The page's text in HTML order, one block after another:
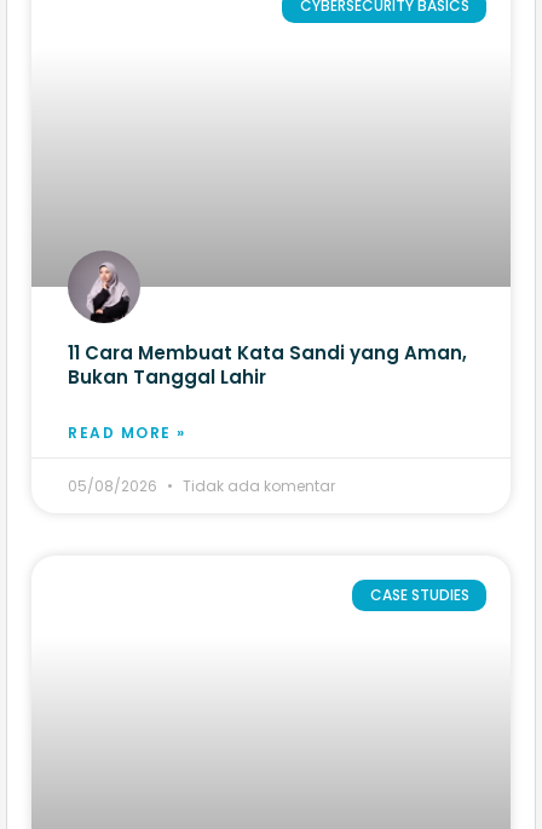
CYBERSECURITY BASICS
11 Cara Membuat Kata Sandi yang Aman,
Bukan Tanggal Lahir
READ MORE »
05/08/2026 Tidak ada komentar
CASE STUDIES